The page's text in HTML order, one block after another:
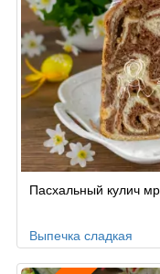
Пасхальный кулич
Выпечка сладкая